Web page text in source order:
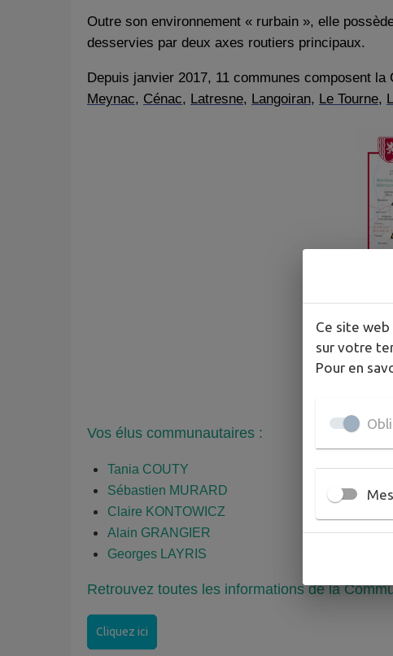
Outre son environnement « rurbain », elle
desservies par deux axes routiers principaux.
Depuis janvier 2017, 11 communes composent
Meynac, Cénac, Latresne, Langoiran, Le Tourne,
Vos élus communautaires :
Tania COUTY
Sébastien MURARD
Claire KONTOWICZ
Alain GRANGIER
Georges LAYRIS
Retrouvez toutes les informations de la
Cliquez ici
Ce site
sur votre
Pour en